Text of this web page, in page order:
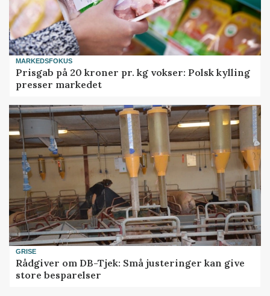
MARKEDSFOKUS
Prisgab på 20 kroner pr. kg vokser: Polsk kylling
presser markedet
GRISE
Rådgiver om DB-Tjek: Små justeringer kan give
store besparelser